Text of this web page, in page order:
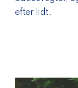
efter lidt.